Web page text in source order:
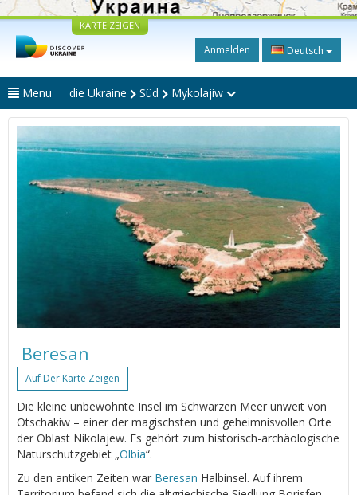
KARTE ZEIGEN
Anmelden Deutsch
Menu die Ukraine Süd Mykolajiw
Beresan
Auf Der Karte Zeigen
Die kleine unbewohnte Insel im Schwarzen Meer unweit von
Otschakiw – einer der magischsten und geheimnisvollen Orte
der Oblast Nikolajew. Es gehört zum historisch-archäologische
Naturschutzgebiet „Olbia“.
Zu den antiken Zeiten war Beresan Halbinsel. Auf ihrem